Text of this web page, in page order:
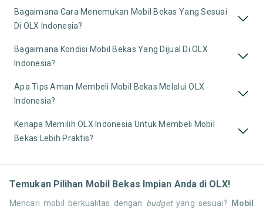
Bagaimana Cara Menemukan Mobil Bekas Yang Sesuai
Di OLX Indonesia?
Bagaimana Kondisi Mobil Bekas Yang Dijual Di OLX
Indonesia?
Apa Tips Aman Membeli Mobil Bekas Melalui OLX
Indonesia?
Kenapa Memilih OLX Indonesia Untuk Membeli Mobil
Bekas Lebih Praktis?
Temukan Pilihan Mobil Bekas Impian Anda di OLX!
Mencari mobil berkualitas dengan budgetyang sesuai? Mobil